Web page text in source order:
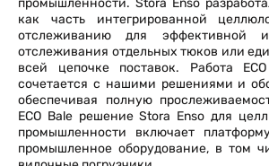
промышленности. Stora Enso
как часть интегрированной
отслеживанию для эффективной
отслеживания отдельных тюков или
всей цепочке поставок. Работа
сочетается с нашими решениями и
обеспечивая полную
ECO Bale решение Stora Enso для
промышленности включает
промышленное оборудование, в том